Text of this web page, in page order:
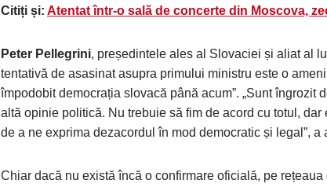
Citiți și: Atentat într-o sală de concerte din Moscova,
Peter Pellegrini, președintele ales al Slovaciei și aliat al
tentativă de asasinat asupra primului ministru este o
împodobit democrația slovacă până acum”. „Sunt îngrozit
altă opinie politică. Nu trebuie să fim de acord cu totul,
de a ne exprima dezacordul în mod democratic și legal”, a
Chiar dacă nu există încă o confirmare oficială, pe